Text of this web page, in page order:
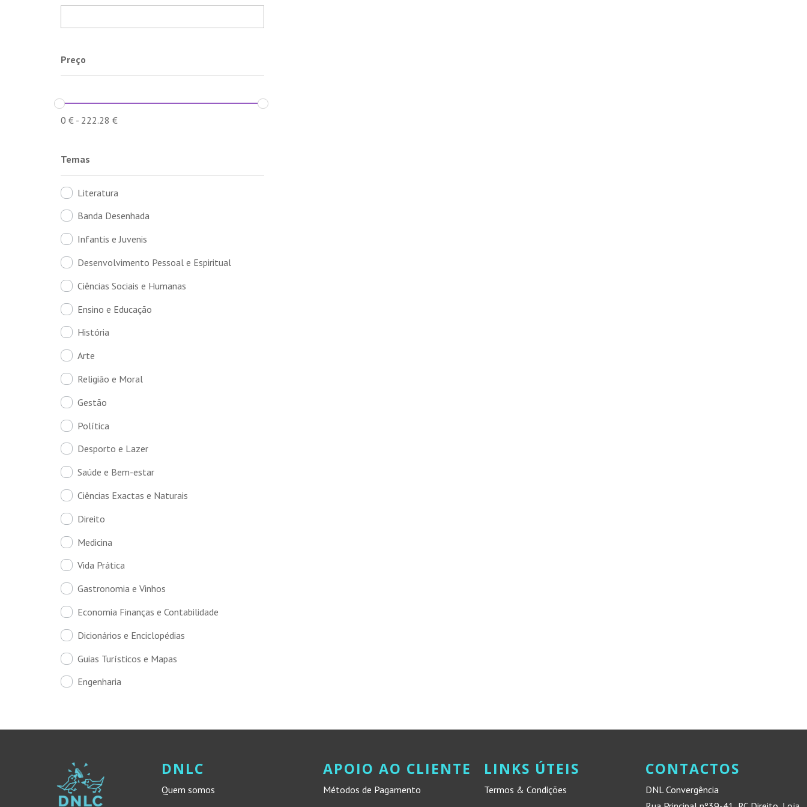
Preço
0 €- 222.28 €
Temas
Literatura
Banda Desenhada
Infantis e Juvenis
Desenvolvimento Pessoal e Espiritual
Ciências Sociais e Humanas
Ensino e Educação
História
Arte
Religião e Moral
Gestão
Política
Desporto e Lazer
Saúde e Bem-estar
Ciências Exactas e Naturais
Direito
Medicina
Vida Prática
Gastronomia e Vinhos
Economia Finanças e Contabilidade
Dicionários e Enciclopédias
Guias Turísticos e Mapas
Engenharia
DNLC
Quem somos
APOIO AO CLIENTE
Métodos de Pagamento
LINKS ÚTEIS
Termos & Condições
CONTACTOS
DNL Convergência